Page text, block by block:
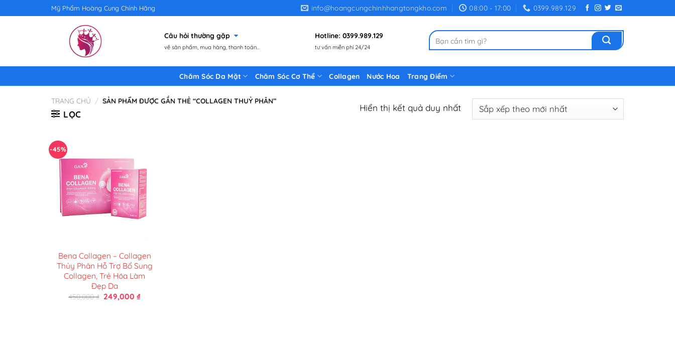
Mỹ Phẩm Hoàng Cung Chính Hãng info@hoangcungchinhhangtongkho.com 08:00 - 17:00 0399.989.129
Câu hỏi thường gặp
về sản phẩm, mua hàng, thanh toán...
Hotline: 0399.989.129
tư vấn miễn phí 24/24
Tìm
kiếm:
Chăm Sóc Da Mặt Chăm Sóc Cơ Thể Collagen Nước Hoa Trang Điểm
TRANG CHỦ / SẢN PHẨM ĐƯỢC GẮN THẺ “COLLAGEN THUỶ PHÂN”
LỌC
Hiển thị kết quả duy nhất
-45%
Bena Collagen – Collagen
Thủy Phân Hỗ Trợ Bổ Sung
Collagen, Trẻ Hóa Làm
Đẹp Da
450,000₫ Giá
249,000 ₫Giá